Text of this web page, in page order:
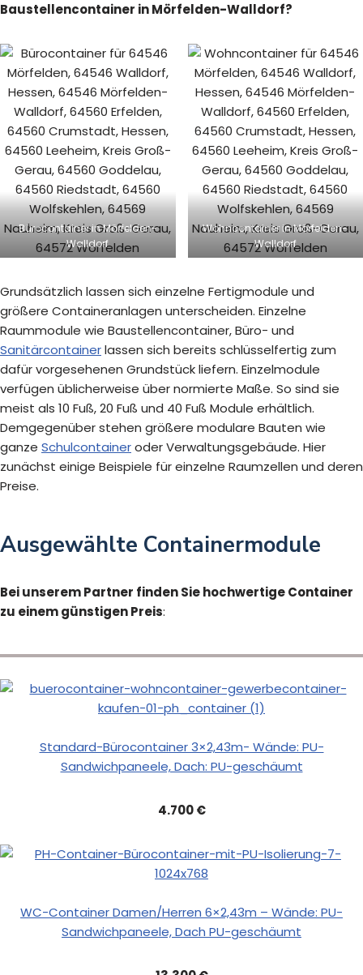
Baustellencontainer in Mörfelden-Walldorf?
Bürocontainer in Mörfelden-
Walldorf
Wohncontainer in Mörfelden-
Walldorf
Grundsätzlich lassen sich einzelne Fertigmodule und
größere Containeranlagen unterscheiden. Einzelne
Raummodule wie Baustellencontainer, Büro- und
Sanitärcontainerlassen sich bereits schlüsselfertig zum
dafür vorgesehenen Grundstück liefern. Einzelmodule
verfügen üblicherweise über normierte Maße. So sind sie
meist als 10 Fuß, 20 Fuß und 40 Fuß Module erhältlich.
Demgegenüber stehen größere modulare Bauten wie
ganze Schulcontaineroder Verwaltungsgebäude. Hier
zunächst einige Beispiele für einzelne Raumzellen und deren
Preise.
Ausgewählte Containermodule
Bei unserem Partner finden Sie hochwertige Container
zu einem günstigen Preis:
Standard-Bürocontainer 3×2,43m- Wände: PU-
Sandwichpaneele, Dach: PU-geschäumt
4.700 €
WC-Container Damen/Herren 6×2,43m – Wände: PU-
Sandwichpaneele, Dach PU-geschäumt